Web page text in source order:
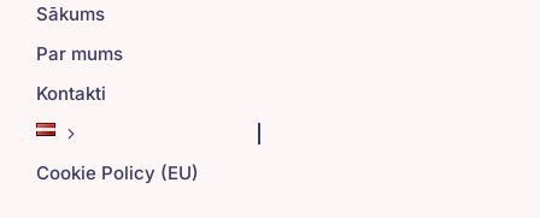
Sākums
Par mums
Kontakti
Cookie Policy (EU)